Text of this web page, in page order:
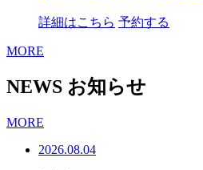
詳細はこちら 予約する
MORE
NEWS お知らせ
MORE
2026.08.04